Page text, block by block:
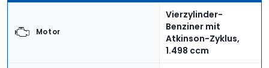
Motor
Vierzylinder-
Benziner mit
Atkinson-Zyklus,
1.498 ccm